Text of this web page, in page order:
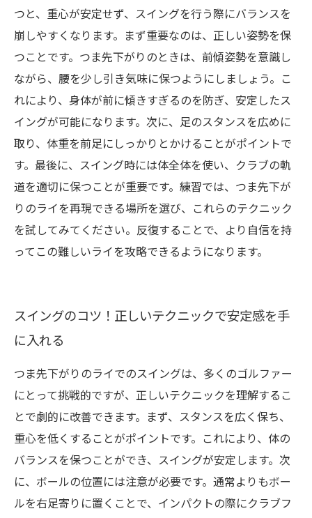
つと、重心が安定せず、スイングを行う際にバランスを
崩しやすくなります。まず重要なのは、正しい姿勢を保
つことです。つま先下がりのときは、前傾姿勢を意識し
ながら、腰を少し引き気味に保つようにしましょう。こ
れにより、身体が前に傾きすぎるのを防ぎ、安定したス
イングが可能になります。次に、足のスタンスを広めに
取り、体重を前足にしっかりとかけることがポイントで
す。最後に、スイング時には体全体を使い、クラブの軌
道を適切に保つことが重要です。練習では、つま先下が
りのライを再現できる場所を選び、これらのテクニック
を試してみてください。反復することで、より自信を持
ってこの難しいライを攻略できるようになります。
スイングのコツ！正しいテクニックで安定感を手
に入れる
つま先下がりのライでのスイングは、多くのゴルファー
にとって挑戦的ですが、正しいテクニックを理解するこ
とで劇的に改善できます。まず、スタンスを広く保ち、
重心を低くすることがポイントです。これにより、体の
バランスを保つことができ、スイングが安定します。次
に、ボールの位置には注意が必要です。通常よりもボー
ルを右足寄りに置くことで、インパクトの際にクラブフ